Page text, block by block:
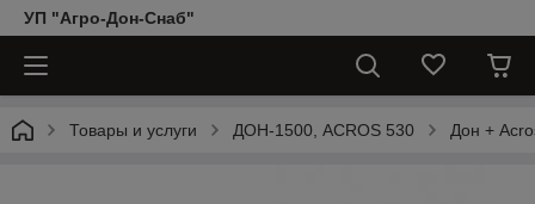
УП "Агро-Дон-Снаб"
Товары и услуги ДОН-1500, АCROS 530 Дон +